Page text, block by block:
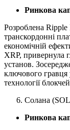
Ринкова
Розроблена Ripple
транскордонні
економічній
XRP, привернула
установ.
ключового гравця
технології
Солана
Ринкова